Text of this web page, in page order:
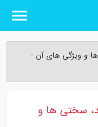
ها و ویژگی های آن -
سختی ها و